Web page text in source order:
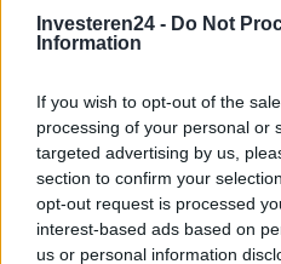
Investeren24 - Do Not
Information
If you wish to opt-out of the
processing of your personal or
targeted advertising by us,
section to confirm your
opt-out request is processed
interest-based ads based on
us or personal information
Kinza Babylon Staked BTC